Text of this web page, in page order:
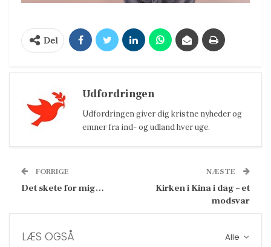
Del
Udfordringen
Udfordringen giver dig kristne nyheder og
emner fra ind- og udland hver uge.
FORRIGE
Det skete for mig…
NÆSTE
Kirken i Kina i dag – et
modsvar
Alle
LÆS OGSÅ